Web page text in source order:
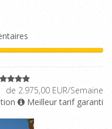
de 2.975,00 EUR/Semaine
Meilleur tarif garanti